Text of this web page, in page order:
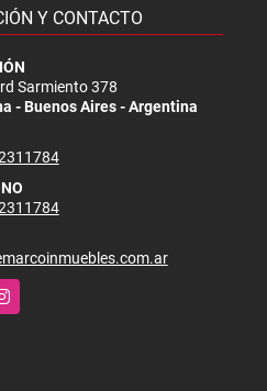
Y CONTACTO
Sarmiento 378
- Buenos Aires - Argentina